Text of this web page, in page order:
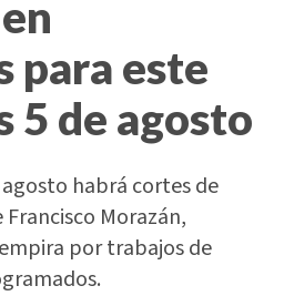
para este
5 de agosto
habrá cortes de
Morazán,
por trabajos de